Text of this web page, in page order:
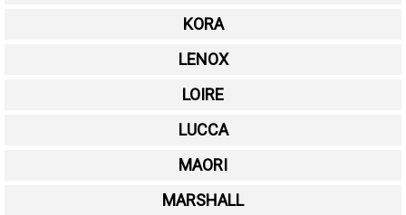
KORA
LENOX
LOIRE
LUCCA
MAORI
MARSHALL